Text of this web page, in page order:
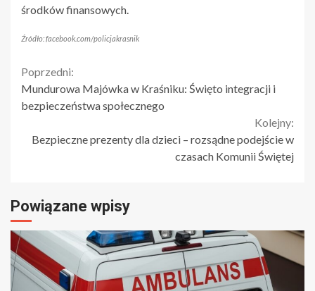
środków finansowych.
Źródło: facebook.com/policjakrasnik
Continue
Reading
Poprzedni:
Mundurowa Majówka w Kraśniku: Święto integracji i
bezpieczeństwa społecznego
Kolejny:
Bezpieczne prezenty dla dzieci – rozsądne podejście w
czasach Komunii Świętej
Powiązane wpisy